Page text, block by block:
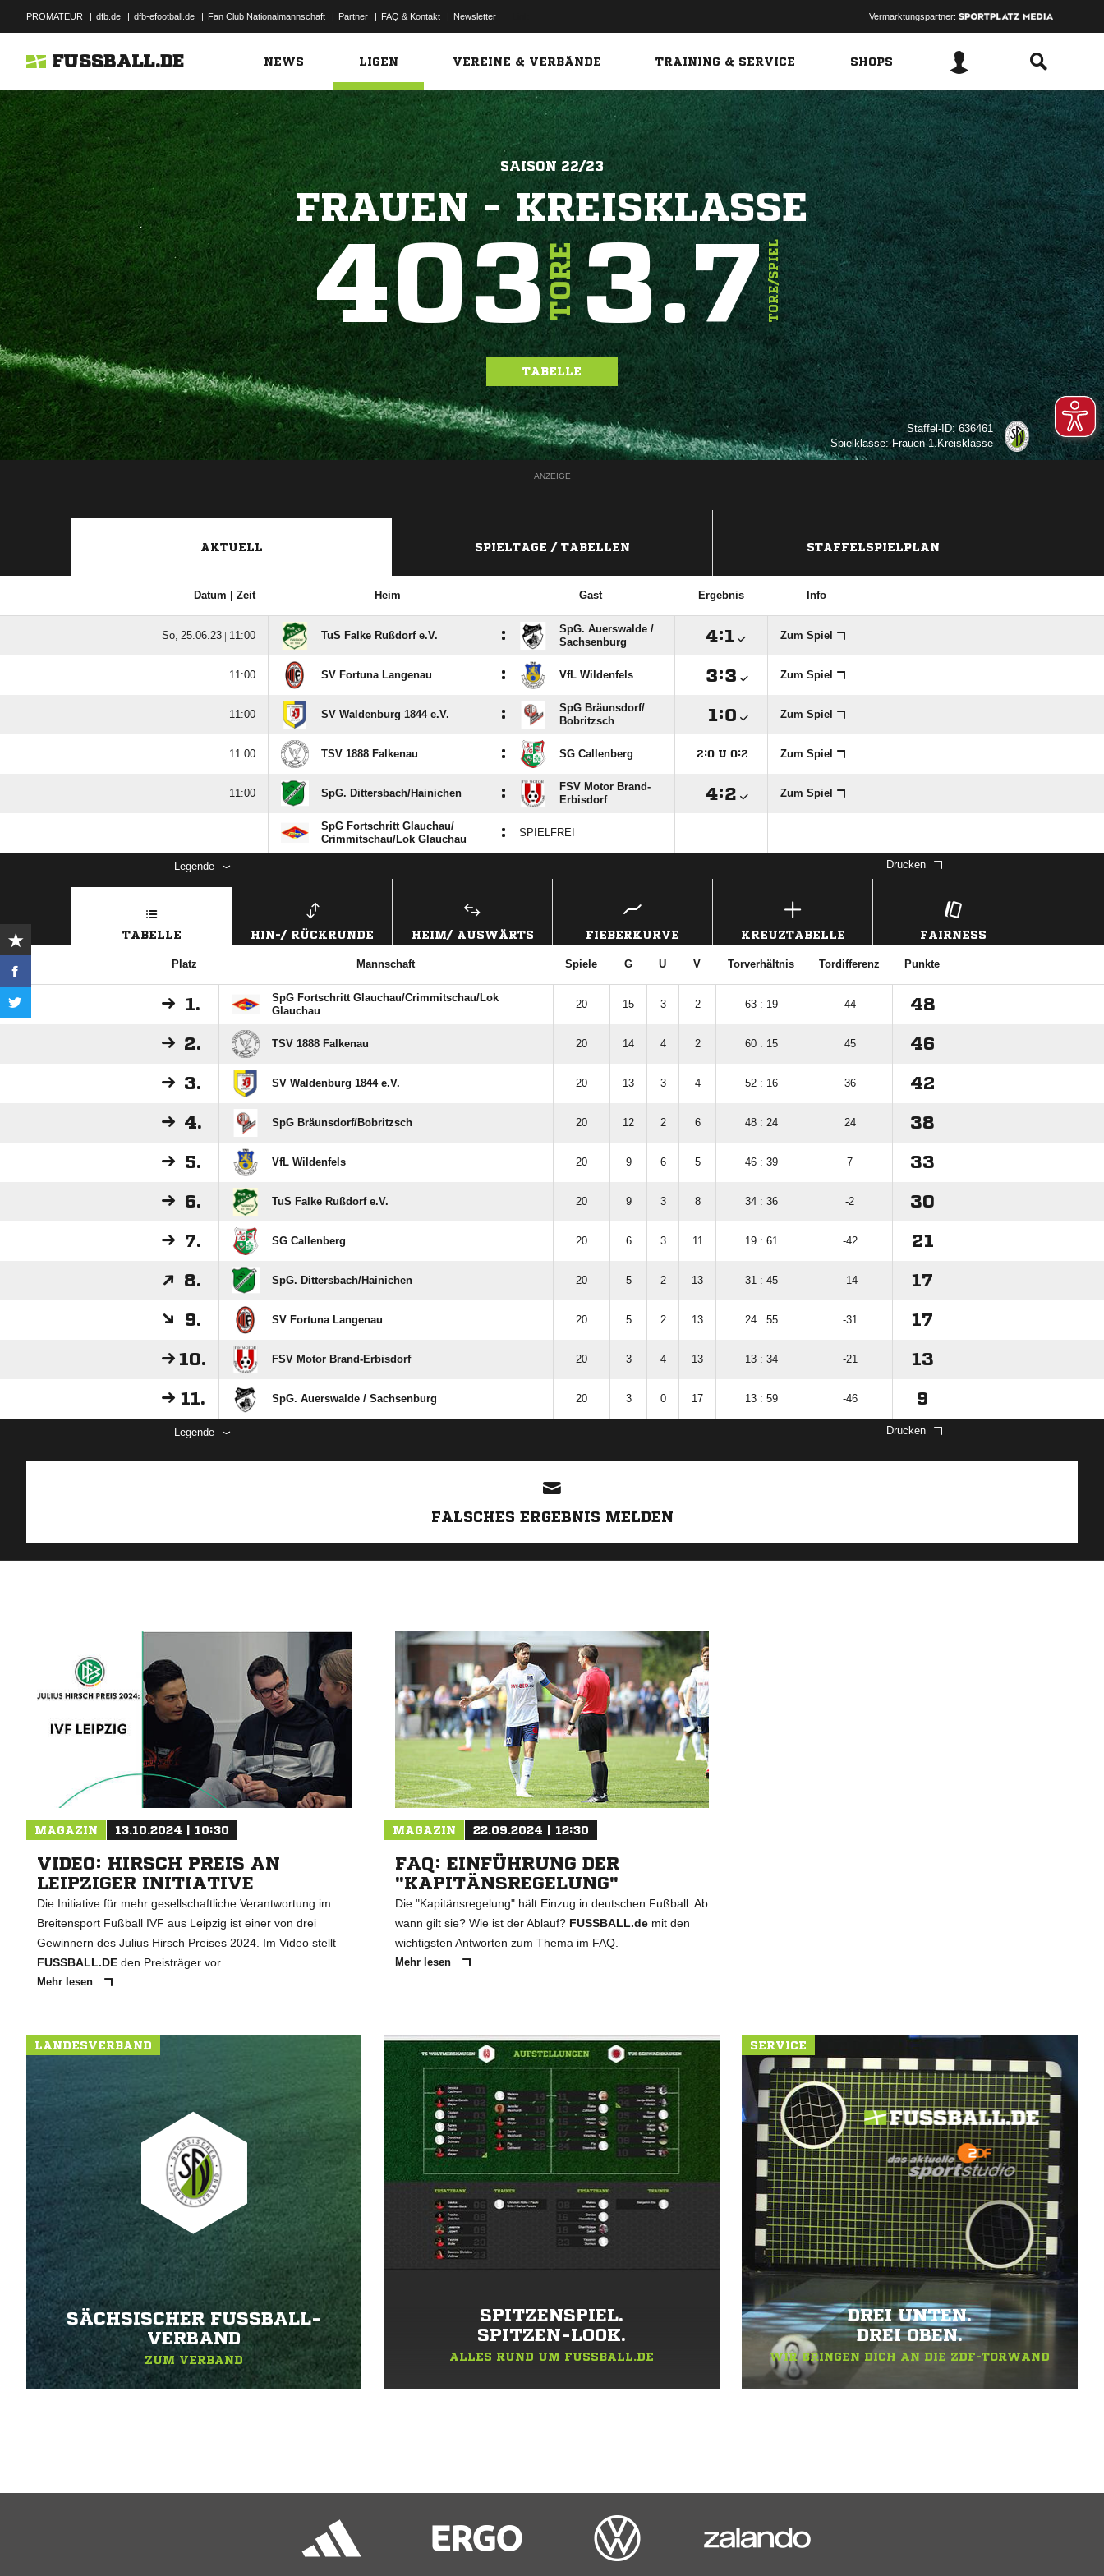
PROMATEUR | dfb.de | dfb-efootball.de | Fan Club Nationalmannschaft | Partner | FAQ & Kontakt | Newsletter Vermarktungspartner:
FUSSBALL.DE NEWS LIGEN VEREINE & VERBÄNDE TRAINING & SERVICE SHOPS
SAISON 22/23
FRAUEN - KREISKLASSE
403TORE3.7TORE/SPIEL
TABELLE
Staffel-ID: 636461
Spielklasse: Frauen 1.Kreisklasse
ANZEIGE
AKTUELL SPIELTAGE / TABELLEN STAFFELSPIELPLAN
Datum | Zeit Heim Gast Ergebnis Info
  |  TuS Falke Rußdorf e.V. :
SpG. Auerswalde /​
Sachsenburg
: Zum Spiel
 SV Fortuna Langenau : VfL Wildenfels : Zum Spiel
 SV Waldenburg 1844 e.V. :
SpG Bräunsdorf/​
Bobritzsch
: Zum Spiel
 TSV 1888 Falkenau : SG Callenberg : U: Zum Spiel
 SpG. Dittersbach/​Hainichen :
FSV Motor Brand-
Erbisdorf
: Zum Spiel
SpG Fortschritt Glauchau/​
Crimmitschau/​Lok Glauchau
: SPIELFREI
Legende Drucken
TABELLE HIN-/ RÜCKRUNDE HEIM/ AUSWÄRTS FIEBERKURVE KREUZTABELLE FAIRNESS
Platz Mannschaft Spiele G U V Torverhältnis Tordifferenz Punkte
1.
SpG Fortschritt Glauchau/​Crimmitschau/​Lok
Glauchau
20 15 3 2 63 : 19 44 48
2. TSV 1888 Falkenau 20 14 4 2 60 : 15 45 46
3. SV Waldenburg 1844 e.V. 20 13 3 4 52 : 16 36 42
4. SpG Bräunsdorf/​Bobritzsch 20 12 2 6 48 : 24 24 38
5. VfL Wildenfels 20 9 6 5 46 : 39 7 33
6. TuS Falke Rußdorf e.V. 20 9 3 8 34 : 36 -2 30
7. SG Callenberg 20 6 3 11 19 : 61 -42 21
8. SpG. Dittersbach/​Hainichen 20 5 2 13 31 : 45 -14 17
9. SV Fortuna Langenau 20 5 2 13 24 : 55 -31 17
10. FSV Motor Brand-Erbisdorf 20 3 4 13 13 : 34 -21 13
11. SpG. Auerswalde /​ Sachsenburg 20 3 0 17 13 : 59 -46 9
Legende Drucken
FALSCHES ERGEBNIS MELDEN
MAGAZIN 13.10.2024 | 10:30
VIDEO: HIRSCH PREIS AN
LEIPZIGER INITIATIVE
Die Initiative für mehr gesellschaftliche Verantwortung im
Breitensport Fußball IVF aus Leipzig ist einer von drei
Gewinnern des Julius Hirsch Preises 2024. Im Video stellt
FUSSBALL.DE den Preisträger vor.
Mehr lesen
MAGAZIN 22.09.2024 | 12:30
FAQ: EINFÜHRUNG DER
"KAPITÄNSREGELUNG"
Die "Kapitänsregelung" hält Einzug in deutschen Fußball. Ab
wann gilt sie? Wie ist der Ablauf? FUSSBALL.demit den
wichtigsten Antworten zum Thema im FAQ.
Mehr lesen
LANDESVERBAND
SÄCHSISCHER FUSSBALL-V
ERBAND
ZUM VERBAND
SPITZENSPIEL.
SPITZEN-LOOK.
ALLES RUND UM FUSSBALL.DE
SERVICE
DREI UNTEN.
DREI OBEN.
WIR BRINGEN DICH AN DIE ZDF-TORWAND